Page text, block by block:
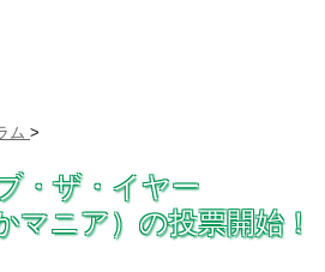
ム >
・ザ・イヤー
マニア）の投票開始！